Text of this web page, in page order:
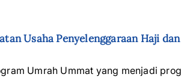
Usaha Penyelenggaraan Haji
Umrah Ummat yang menjadi